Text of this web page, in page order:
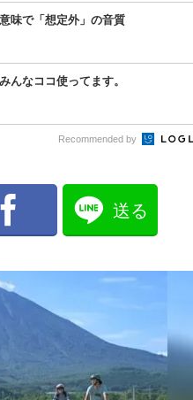
味で「想定外」の音質
んなココ使ってます。
Recommended by
送る